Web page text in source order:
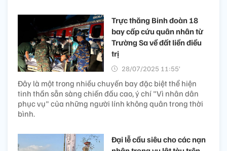
Trực thăng Binh đoàn 18
bay cấp cứu quân nhân từ
Trường Sa về đất liền điều
trị
28/07/2025 11:55’
Đây là một trong nhiều chuyến bay đặc biệt thể hiện
tinh thần sẵn sàng chiến đấu cao, ý chí "Vì nhân dân
phục vụ" của những người lính không quân trong thời
bình.
Đại lễ cầu siêu cho các nạn